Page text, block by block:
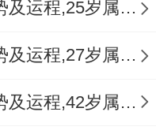
1999年属兔女2024年运势及运程,25岁属兔人2024全年每月运势女性如何
1997年属牛女2024年运势及运程,27岁属牛人2024全年每月运势女性如何
1982年属狗女2024年运势及运程,42岁属狗人2024全年每月运势女性如何